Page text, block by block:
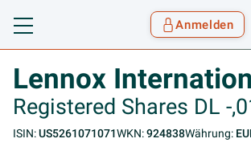
Toggle navigation
Anmelden
Lennox
Registered Shares DL -
ISIN:US5261071071WKN:924838Währung: